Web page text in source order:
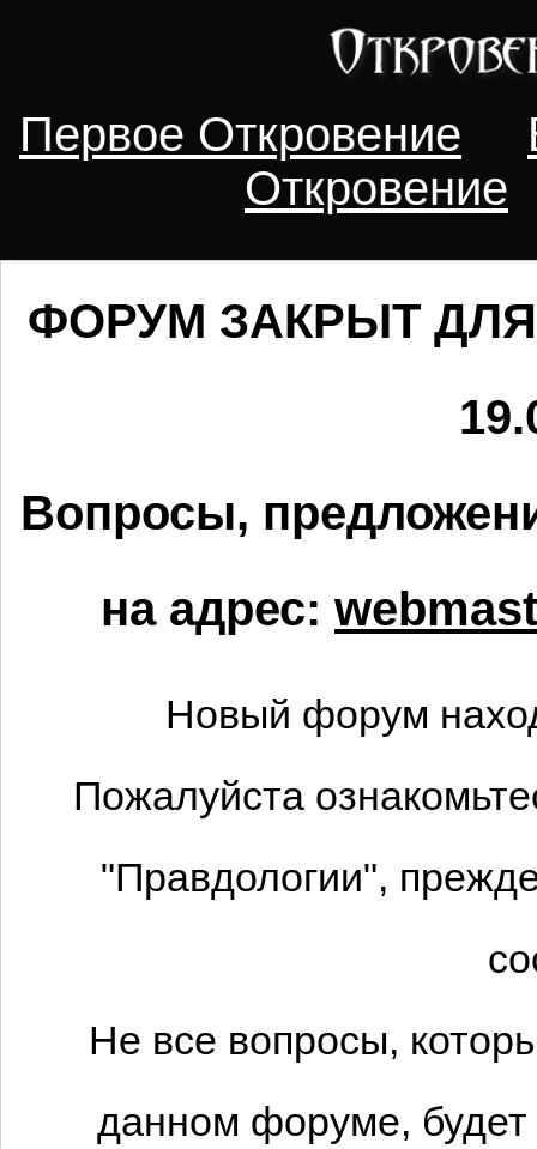
Первое Откровение
Откровение
ФОРУМ ЗАКРЫТ
Вопросы,
на адрес:
Новый форум
Пожалуйста
"Правдологии",
Не все вопросы,
данном форуме,